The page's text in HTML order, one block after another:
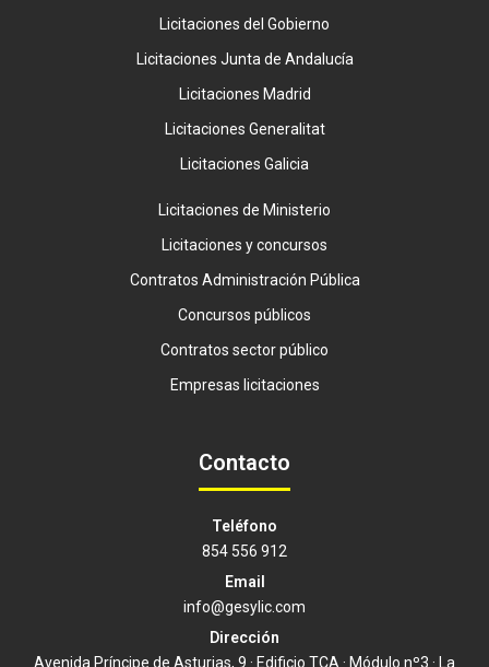
Licitaciones del Gobierno
Licitaciones Junta de Andalucía
Licitaciones Madrid
Licitaciones Generalitat
Licitaciones Galicia
Licitaciones de Ministerio
Licitaciones y concursos
Contratos Administración Pública
Concursos públicos
Contratos sector público
Empresas licitaciones
Contacto
Teléfono
854 556 912
Email
info@gesylic.com
Dirección
Avenida Príncipe de Asturias, 9 · Edificio TCA · Módulo nº3 · La